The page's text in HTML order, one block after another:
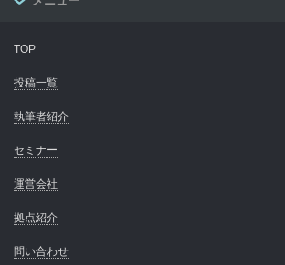
TOP
投稿一覧
執筆者紹介
セミナー
運営会社
拠点紹介
問い合わせ